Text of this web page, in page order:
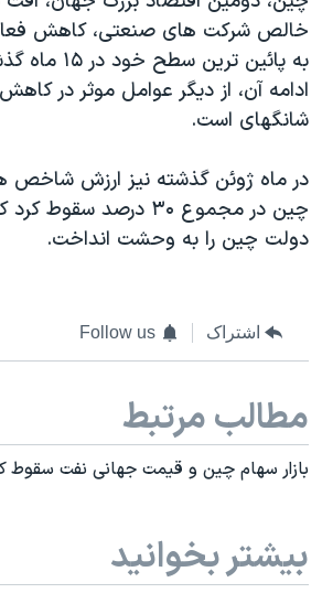
قانون شفافیت دارائی کادر رهبری ایران
اعتراضات مردمی آبان ۹۸
اسرائیل در جنگ
نرگس محمدی برنده جایزه نوبل صلح
همایش محافظه‌کاران آمریکا «سی‌پک»
صفحه‌های ویژه
سفر پرزیدنت ترامپ به چین
خالص شرکت های صنعتی، کاهش
به پائین ترین
ادامه آن، از دیگر عوامل موثر در
شانگهای است.
در ماه ژوئن گذشته نیز ارزش شاخص
چین در مجموع ۳۰ درصد
دولت چین را به وحشت انداخت.
اشتراک Follow us
مطالب مرتبط
بازار سهام چین و قیمت جهانی نفت سقوط
بیشتر بخوانید